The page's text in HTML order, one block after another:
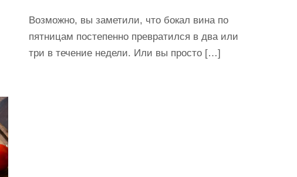
Возможно, вы заметили, что бокал вина по
пятницам постепенно превратился в два или
три в течение недели. Или вы просто […]